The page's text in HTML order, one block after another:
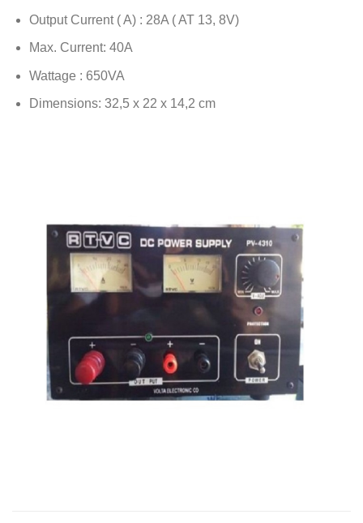
Output Current ( A) : 28A ( AT 13, 8V)
Max. Current: 40A
Wattage : 650VA
Dimensions: 32,5 x 22 x 14,2 cm